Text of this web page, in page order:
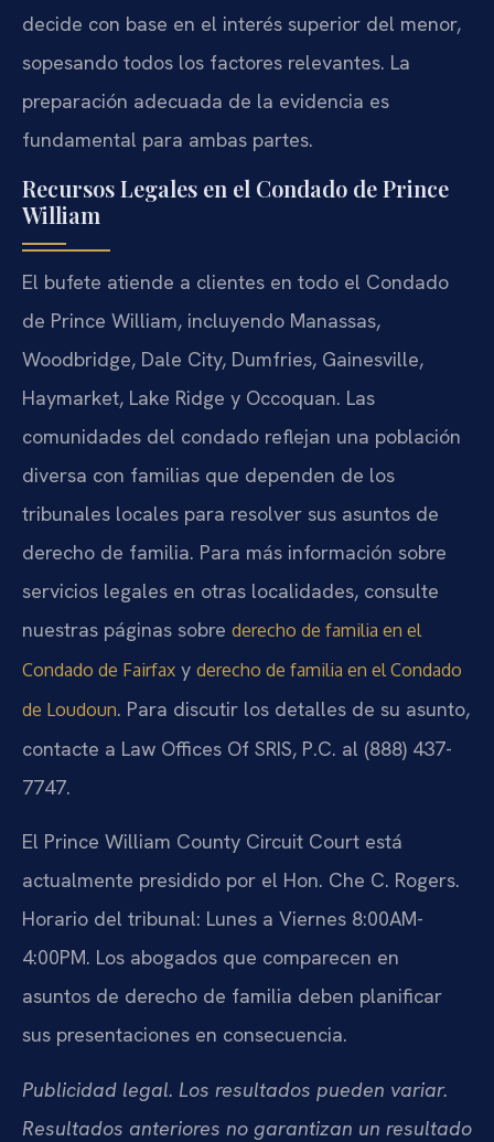
decide con base en el interés superior del menor,
sopesando todos los factores relevantes. La
preparación adecuada de la evidencia es
fundamental para ambas partes.
Recursos Legales en el Condado de Prince
William
El bufete atiende a clientes en todo el Condado
de Prince William, incluyendo Manassas,
Woodbridge, Dale City, Dumfries, Gainesville,
Haymarket, Lake Ridge y Occoquan. Las
comunidades del condado reflejan una población
diversa con familias que dependen de los
tribunales locales para resolver sus asuntos de
derecho de familia. Para más información sobre
servicios legales en otras localidades, consulte
nuestras páginas sobre derecho de familia en el
Condado de Fairfax y derecho de familia en el Condado
de Loudoun. Para discutir los detalles de su asunto,
contacte a Law Offices Of SRIS, P.C. al (888) 437-
7747.
El Prince William County Circuit Court está
actualmente presidido por el Hon. Che C. Rogers.
Horario del tribunal: Lunes a Viernes 8:00AM-
4:00PM. Los abogados que comparecen en
asuntos de derecho de familia deben planificar
sus presentaciones en consecuencia.
Publicidad legal. Los resultados pueden variar.
Resultados anteriores no garantizan un resultado